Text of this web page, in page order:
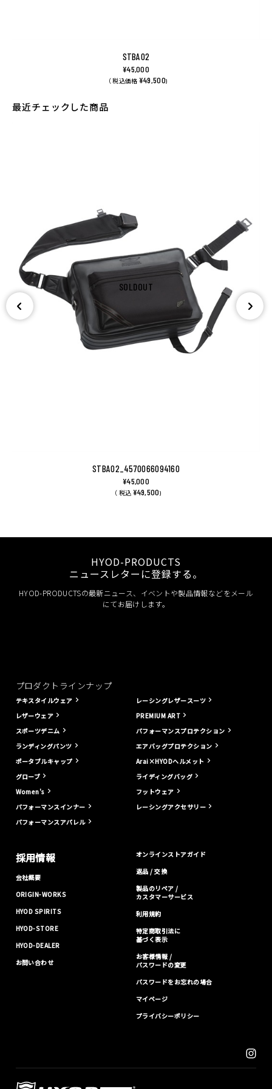
STBA02
¥45,000
（ 税込価格 ¥49,500)
最近チェックした商品
SOLDOUT
STBA02_4570066094160
¥45,000
（ 税込 ¥49,500)
HYOD-PRODUCTS
ニュースレターに登録する。
HYOD-PRODUCTSの最新ニュース、イベントや製品情報などをメール
にてお届けします。
プロダクトラインナップ
テキスタイルウェア
レザーウェア
スポーツデニム
ランディングパンツ
ポータブルキャップ
グローブ
Women's
パフォーマンスインナー
パフォーマンスアパレル
レーシングレザースーツ
PREMIUM ART
パフォーマンスプロテクション
エアバッグプロテクション
Arai×HYODヘルメット
ライディングバッグ
フットウェア
レーシングアクセサリー
採用情報
会社概要
ORIGIN-WORKS
HYOD SPIRITS
HYOD-STORE
HYOD-DEALER
お問い合わせ
オンラインストアガイド
返品 / 交換
製品のリペア /
カスタマーサービス
利用規約
特定商取引法に
基づく表示
お客様情報 /
パスワードの変更
パスワードをお忘れの場合
マイページ
プライバシーポリシー